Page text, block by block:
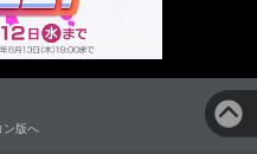
ン版へ